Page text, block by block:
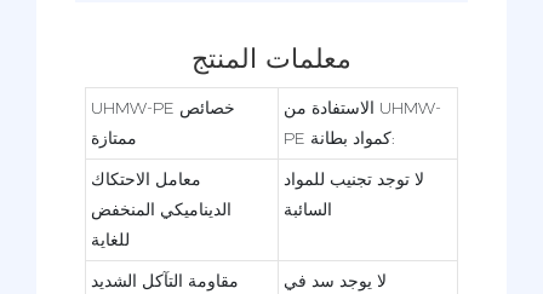
معلمات المنتج
UHMW-PE خصائص
ممتازة
الاستفادة من UHMW-
PE كمواد بطانة:
معامل الاحتكاك
الديناميكي المنخفض
للغاية
لا توجد تجنيب للمواد
السائبة
مقاومة التآكل الشديد
لا يوجد سد في